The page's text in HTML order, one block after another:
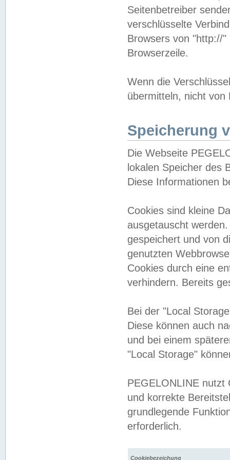
Seitenbetreiber
verschlüsselte
Browsers von "http://
Browserzeile.
Wenn die
übermitteln, nicht von
Speicherung
Die Webseite
lokalen Speicher des
Diese Informationen
Cookies sind kleine
ausgetauscht
gespeichert und von
genutzten
Cookies durch eine
verhindern. Bereits
Bei der "Local
Diese können auch
und bei einem
"Local Storage"
PEGELONLINE nutzt
und korrekte
grundlegende
erforderlich.
Cookiebezeichung